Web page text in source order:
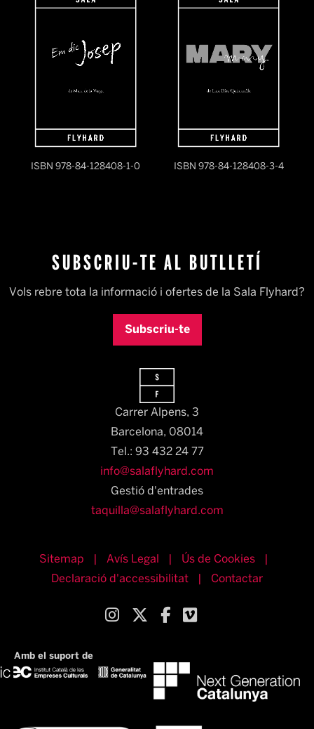
ISBN 978-84-128408-1-0 ISBN 978-84-128408-3-4
SUBSCRIU-TE AL BUTLLETÍ
Vols rebre tota la informació i ofertes de la Sala Flyhard?
Subscriu-te
Carrer Alpens, 3
Barcelona, 08014​
Tel.: 93 432 24 77
info@salaflyhard.com
Gestió d'entrades
taquilla@salaflyhard.com
Sitemap Avís Legal Ús de Cookies
Declaració d'accessibilitat
Contactar
Link a instagram
Link a twitter
Link a facebook
Amb el suport de